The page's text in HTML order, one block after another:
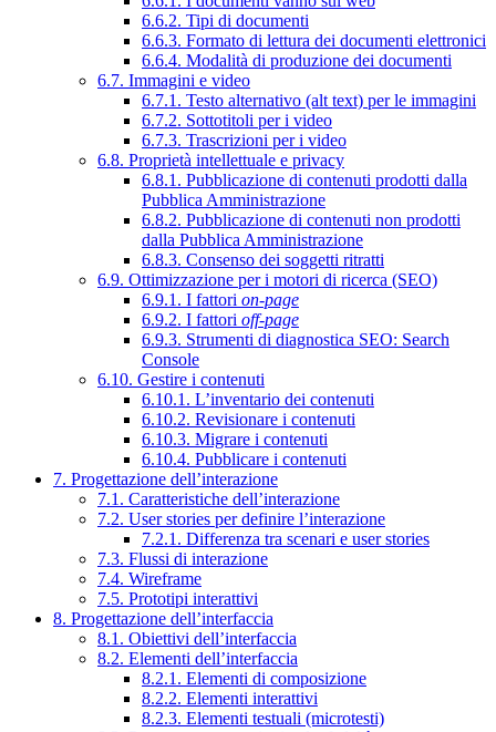
6.6.2. Tipi di documenti
6.6.3. Formato di lettura dei documenti elettronici
6.6.4. Modalità di produzione dei documenti
6.7. Immagini e video
6.7.1. Testo alternativo (alt text) per le immagini
6.7.2. Sottotitoli per i video
6.7.3. Trascrizioni per i video
6.8. Proprietà intellettuale e privacy
6.8.1. Pubblicazione di contenuti prodotti dalla
Pubblica Amministrazione
6.8.2. Pubblicazione di contenuti non prodotti
dalla Pubblica Amministrazione
6.8.3. Consenso dei soggetti ritratti
6.9. Ottimizzazione per i motori di ricerca (SEO)
6.9.1. I fattori on-page
6.9.2. I fattori off-page
6.9.3. Strumenti di diagnostica SEO: Search
Console
6.10. Gestire i contenuti
6.10.1. L’inventario dei contenuti
6.10.2. Revisionare i contenuti
6.10.3. Migrare i contenuti
6.10.4. Pubblicare i contenuti
7. Progettazione dell’interazione
7.1. Caratteristiche dell’interazione
7.2. User stories per definire l’interazione
7.2.1. Differenza tra scenari e user stories
7.3. Flussi di interazione
7.4. Wireframe
7.5. Prototipi interattivi
8. Progettazione dell’interfaccia
8.1. Obiettivi dell’interfaccia
8.2. Elementi dell’interfaccia
8.2.1. Elementi di composizione
8.2.2. Elementi interattivi
8.2.3. Elementi testuali (microtesti)